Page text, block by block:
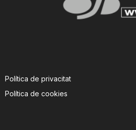
Política de privacitat
Política de cookies